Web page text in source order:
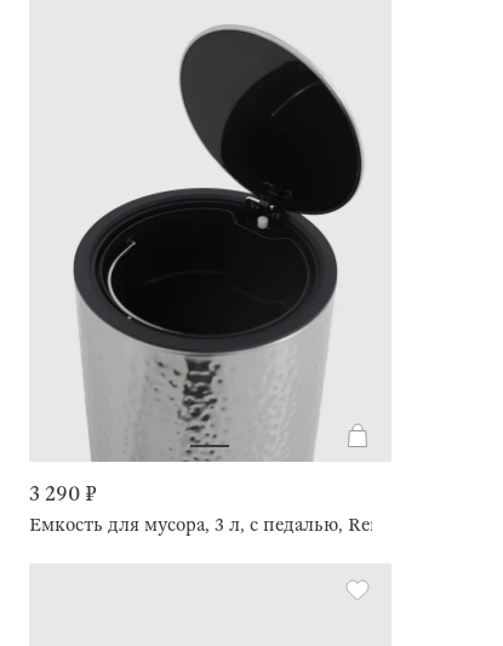
3 290 ₽
Емкость для мусора, 3 л, с педалью, Renaissance